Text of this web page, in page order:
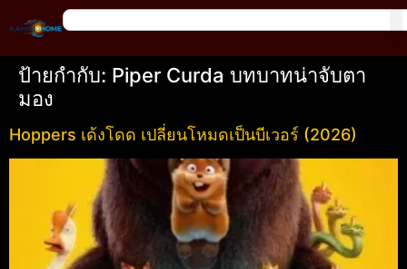
ป้ายกำกับ: Piper Curda บทบาทน่าจับตา
มอง
Hoppers เด้งโดด เปลี่ยนโหมดเป็นบีเวอร์ (2026)